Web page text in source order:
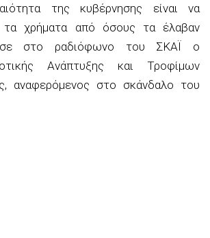
της κυβέρνησης είναι να
τα χρήματα από όσους τα έλαβαν
στο ραδιόφωνο του ΣΚΑΪ ο
Ανάπτυξης και Τροφίμων
αναφερόμενος στο σκάνδαλο του